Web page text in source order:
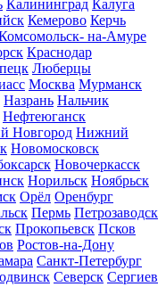
Калининград Калуга
Кемерово Керчь
на-Амуре
Краснодар
Люберцы
Москва Мурманск
Назрань Нальчик
Нефтеюганск
Новгород Нижний
Новомосковск
Новочеркасск
Норильск Ноябрьск
Орёл Оренбург
Пермь Петрозаводск
Прокопьевск Псков
Ростов-на-Дону
Санкт-Петербург
Северск Сергиев